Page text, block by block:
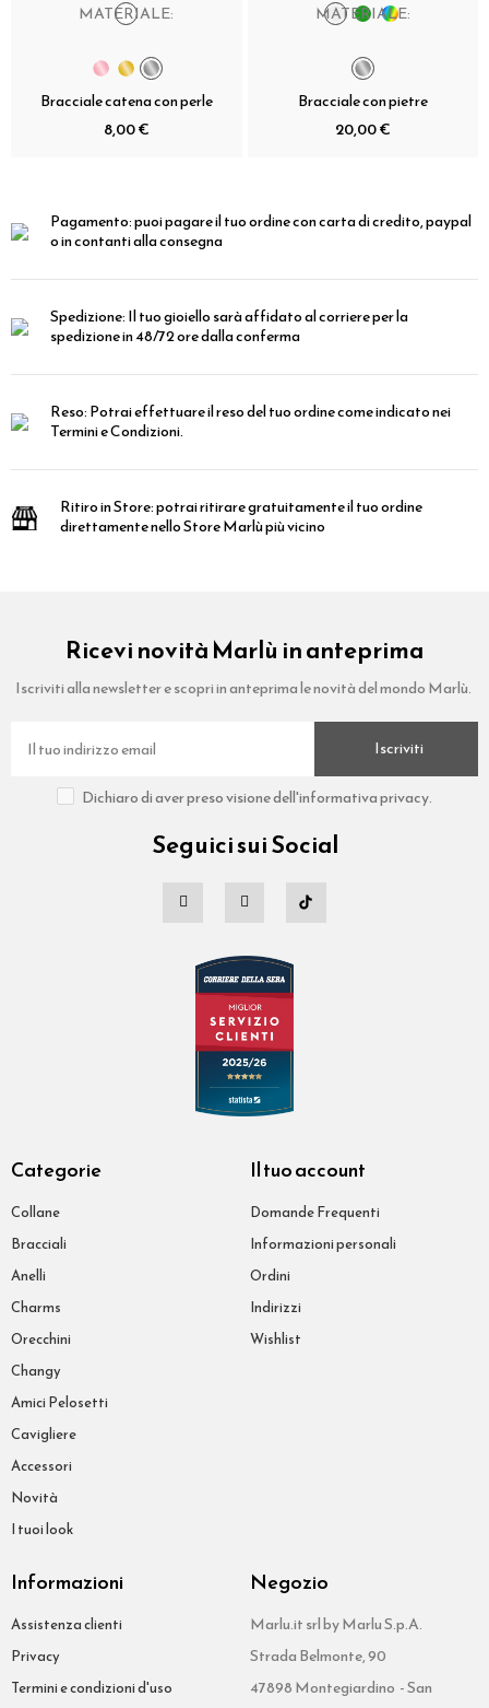
MATERIALE:
Bracciale catena con perle
8,00 €
MATERIALE:
Bracciale con pietre
20,00 €
Pagamento:puoi pagare il tuo ordine con carta di credito, paypal
o in contanti alla consegna
Spedizione:Il tuo gioiello sarà affidato al corriere per la
spedizione in 48/72 ore dalla conferma
Reso:Potrai effettuare il reso del tuo ordine come indicato nei
Termini e Condizioni.
Ritiro in Store:potrai ritirare gratuitamente il tuo ordine
direttamente nello Store Marlù più vicino
Ricevi novità Marlù in anteprima
Iscriviti alla newsletter e scopri in anteprima le novità del mondo Marlù.
Iscriviti
Dichiaro di aver preso visione dell'informativa privacy.
Seguici sui Social
Categorie
Collane
Bracciali
Anelli
Charms
Orecchini
Changy
Amici Pelosetti
Cavigliere
Accessori
Novità
I tuoi look
Il tuo account
Domande Frequenti
Informazioni personali
Ordini
Indirizzi
Wishlist
Informazioni
Assistenza clienti
Privacy
Termini e condizioni d'uso
Negozio
Marlu.it srl by Marlu S.p.A.
Strada Belmonte, 90
47898 Montegiardino - San